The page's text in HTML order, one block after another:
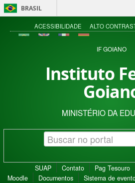
BRASIL
ACESSIBILIDADE ALTO
IF GOIANO
Instituto
MINISTÉRIO DA
SUAP Contato Pag Tesouro
Moodle
Documentos Sistema de